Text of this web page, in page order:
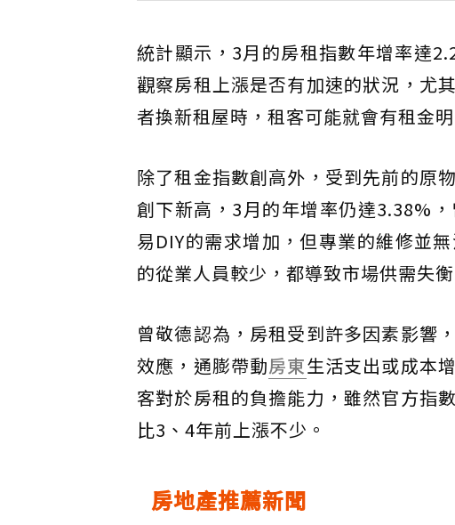
統計顯示，3月的房租指數年增率達
觀察房租上漲是否有加速的狀況，尤
者換新租屋時，租客可能就會有租金
除了租金指數創高外，受到先前的原
創下新高，3月的年增率仍達3.38%
易DIY的需求增加，但專業的維修並
的從業人員較少，都導致市場供需失衡
曾敬德認為，房租受到許多因素影響
效應，通膨帶動房東生活支出或成本
客對於房租的負擔能力，雖然官方指
比3、4年前上漲不少。
房地產推薦新聞